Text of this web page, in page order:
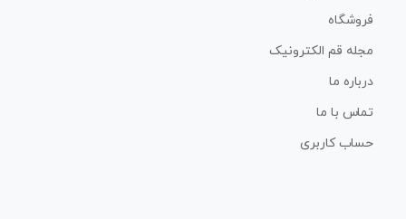
فروشگاه
مجله قم الکترونیک
درباره ما
تماس با ما
حساب کاربری